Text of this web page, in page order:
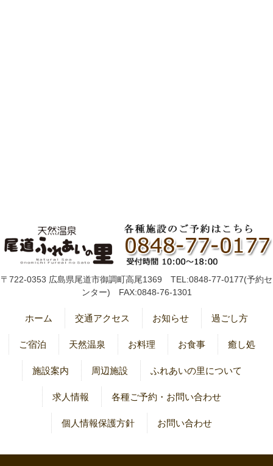
〒722-0353 広島県尾道市御調町高尾1369 TEL:0848-77-0177(予約セ
ンター) FAX:0848-76-1301
ホーム 交通アクセス お知らせ 過ごし方
ご宿泊 天然温泉 お料理 お食事 癒し処
施設案内 周辺施設 ふれあいの里について
求人情報 各種ご予約・お問い合わせ
個人情報保護方針 お問い合わせ